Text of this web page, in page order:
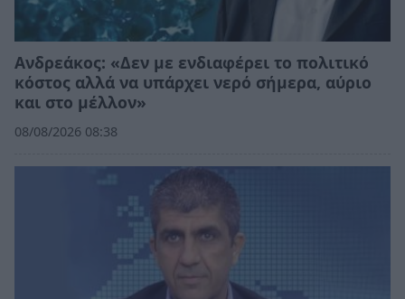
Ανδρεάκος: «Δεν με ενδιαφέρει το πολιτικό
κόστος αλλά να υπάρχει νερό σήμερα, αύριο
και στο μέλλον»
08/08/2026 08:38